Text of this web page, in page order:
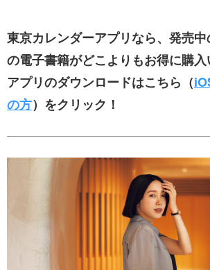
東京カレンダーアプリなら、発売
の電子書籍がどこよりもお得に購入
アプリのダウンロードはこちら（
の方）をクリック！